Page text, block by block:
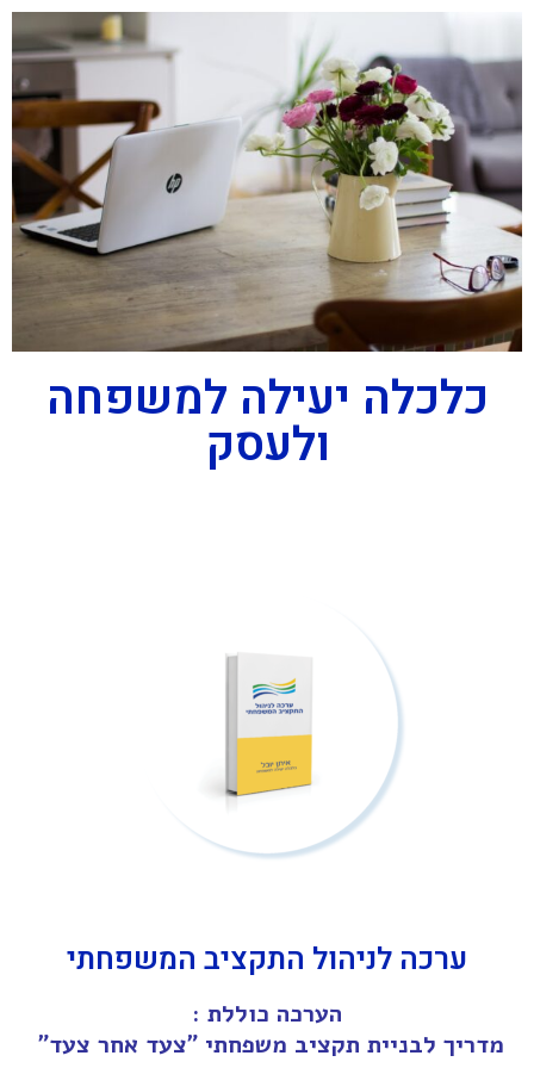
כלכלה יעילה למשפחה
ולעסק
ערכה לניהול התקציב המשפחתי
הערכה כוללת :
מדריך לבניית תקציב משפחתי "צעד אחר צעד"